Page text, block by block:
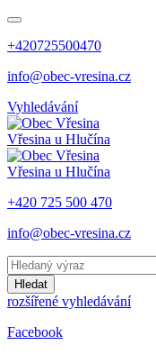
+420725500470
info@obec-vresina.cz
Vyhledávání
Vřesina u Hlučína
Vřesina u Hlučína
+420 725 500 470
info@obec-vresina.cz
Hledat
rozšířené vyhledávání
Facebook